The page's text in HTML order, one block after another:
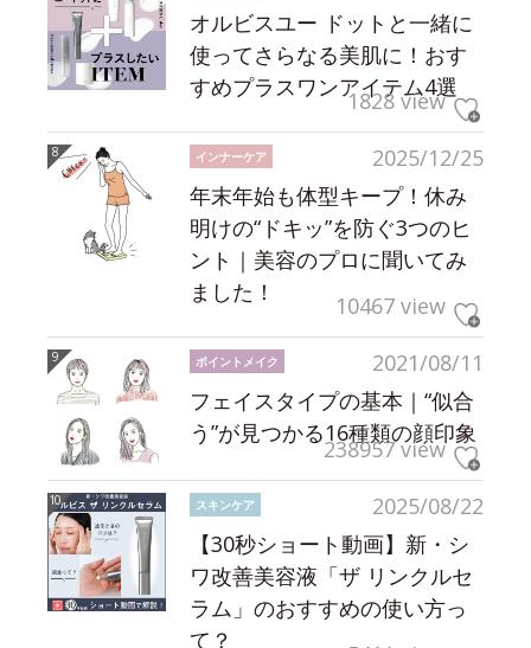
オルビスユー ドットと一緒に
使ってさらなる美肌に！おす
すめプラスワンアイテム4選
1828 view
2025/12/25
インナーケア
年末年始も体型キープ！休み
明けの“ドキッ”を防ぐ3つのヒ
ント｜美容のプロに聞いてみ
ました！
10467 view
2021/08/11
ポイントメイク
フェイスタイプの基本｜“似合
う”が見つかる16種類の顔印象
238957 view
2025/08/22
スキンケア
【30秒ショート動画】新・シ
ワ改善美容液「ザ リンクルセ
ラム」のおすすめの使い方っ
て？